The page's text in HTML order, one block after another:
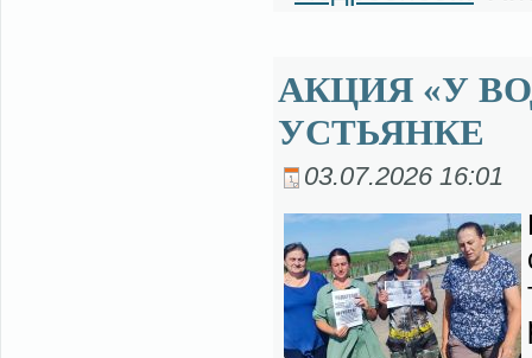
АКЦИЯ «У
УСТЬЯНКЕ
03.07.2026 16:01